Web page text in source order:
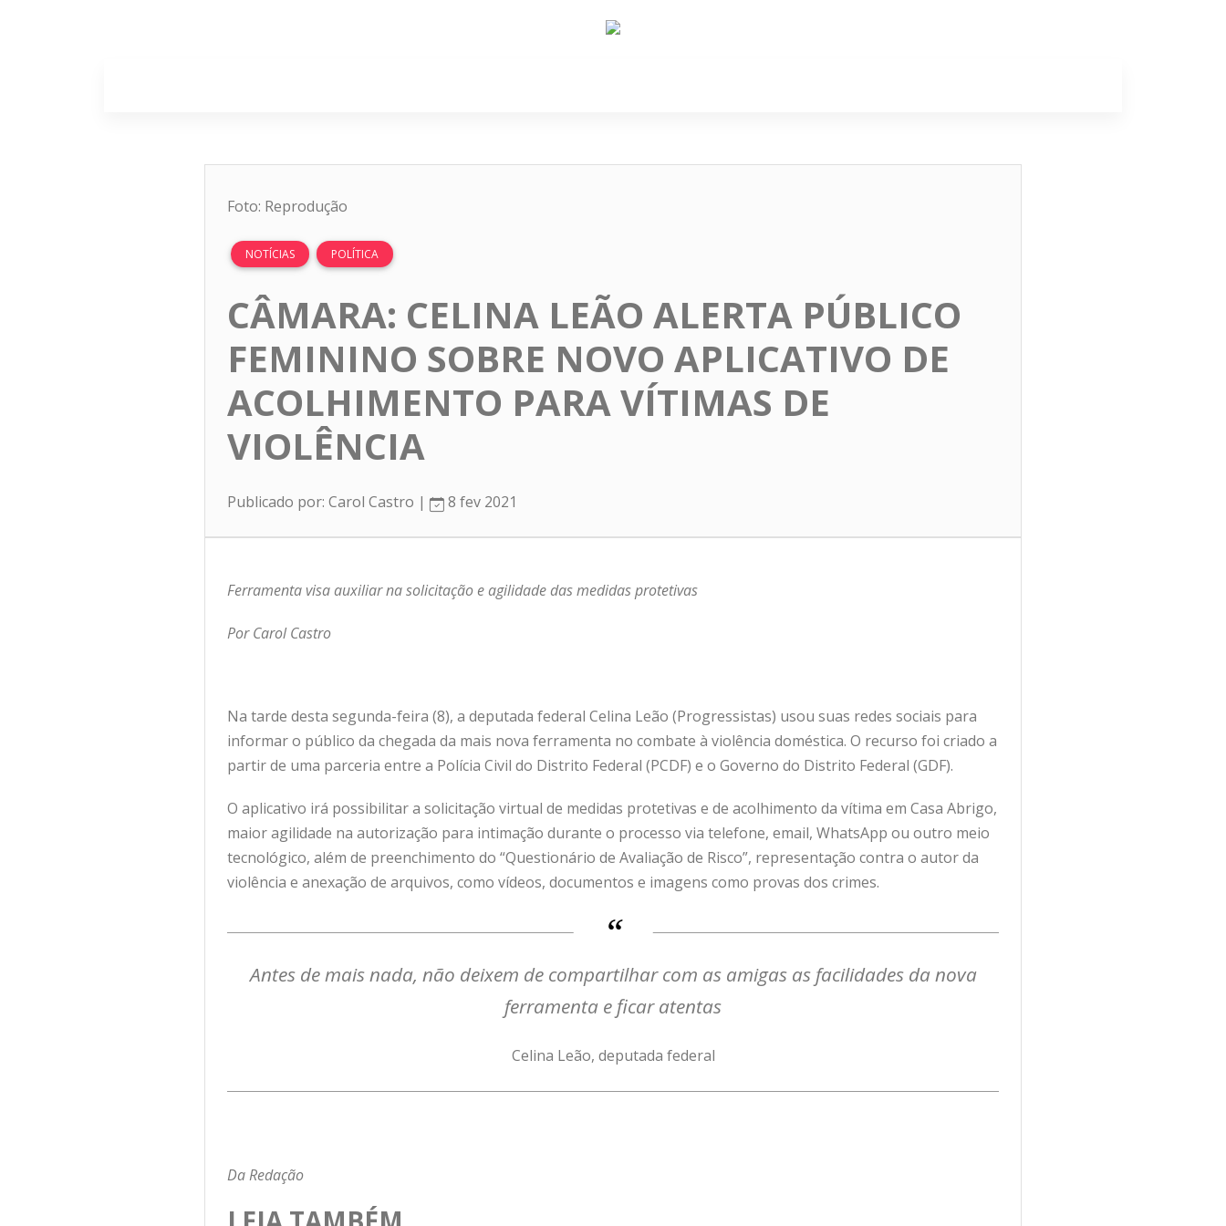
Foto: Reprodução
NOTÍCIAS POLÍTICA
CÂMARA: CELINA LEÃO ALERTA PÚBLICO
FEMININO SOBRE NOVO APLICATIVO DE
ACOLHIMENTO PARA VÍTIMAS DE
VIOLÊNCIA
Publicado por: Carol Castro | 8 fev 2021
Ferramenta visa auxiliar na solicitação e agilidade das medidas protetivas
Por Carol Castro
Na tarde desta segunda-feira (8), a deputada federal Celina Leão (Progressistas) usou suas redes sociais para
informar o público da chegada da mais nova ferramenta no combate à violência doméstica. O recurso foi criado a
partir de uma parceria entre a Polícia Civil do Distrito Federal (PCDF) e o Governo do Distrito Federal (GDF).
O aplicativo irá possibilitar a solicitação virtual de medidas protetivas e de acolhimento da vítima em Casa Abrigo,
maior agilidade na autorização para intimação durante o processo via telefone, email, WhatsApp ou outro meio
tecnológico, além de preenchimento do “Questionário de Avaliação de Risco”, representação contra o autor da
violência e anexação de arquivos, como vídeos, documentos e imagens como provas dos crimes.
Antes de mais nada, não deixem de compartilhar com as amigas as facilidades da nova
ferramenta e ficar atentas
Celina Leão, deputada federal
Da Redação